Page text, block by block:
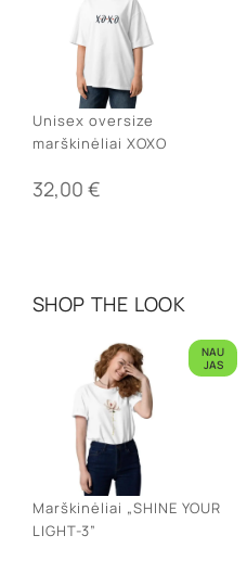
Unisex oversize
marškinėliai XOXO
32,00 €
SHOP THE LOOK
NAU
JAS
Marškinėliai „SHINE YOUR
LIGHT-3”